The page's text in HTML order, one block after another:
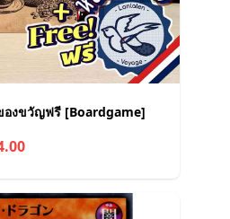
องขวัญฟรี [Boardgame]